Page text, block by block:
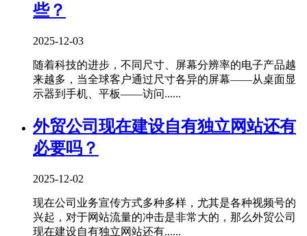
些？
2025-12-03
随着科技的进步，不同尺寸、屏幕分辨率的电子产品越
来越多，当全球客户通过尺寸各异的屏幕——从桌面显
示器到手机、平板——访问......
外贸公司现在建设自有独立网站还有
必要吗？
2025-12-02
现在公司业务宣传方式多种多样，尤其是各种视频号的
兴起，对于网站流量的冲击是非常大的，那么外贸公司
现在建设自有独立网站还有......